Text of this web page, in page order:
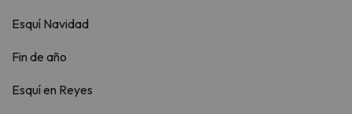
Esquí Navidad
Fin de año
Esquí en Reyes